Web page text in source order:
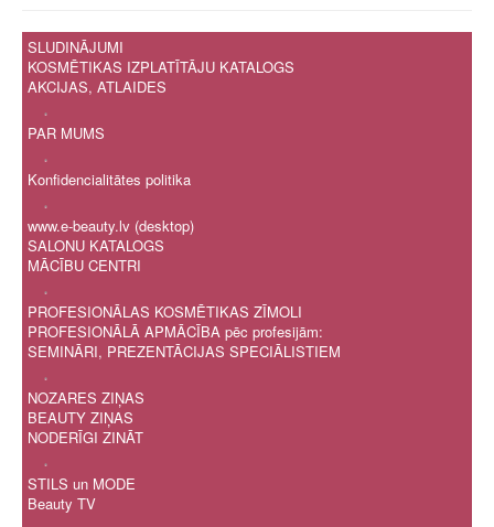
SLUDINĀJUMI
KOSMĒTIKAS IZPLATĪTĀJU KATALOGS
AKCIJAS, ATLAIDES
.
PAR MUMS
.
Konfidencialitātes politika
.
www.e-beauty.lv (desktop)
SALONU KATALOGS
MĀCĪBU CENTRI
.
PROFESIONĀLAS KOSMĒTIKAS ZĪMOLI
PROFESIONĀLĀ APMĀCĪBA pēc profesijām:
SEMINĀRI, PREZENTĀCIJAS SPECIĀLISTIEM
.
NOZARES ZIŅAS
BEAUTY ZIŅAS
NODERĪGI ZINĀT
.
STILS un MODE
Beauty TV